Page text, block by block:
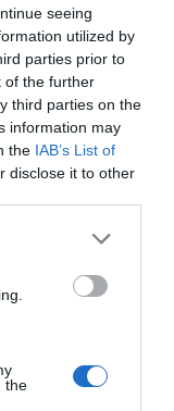
seeing
utilized by
parties prior to
of the further
third parties on the
information may
the IAB’s List of
disclose it to other
the